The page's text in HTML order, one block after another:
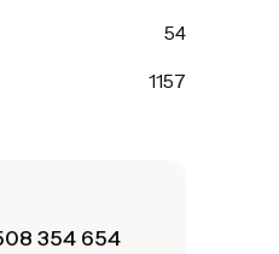
54
1157
354 654